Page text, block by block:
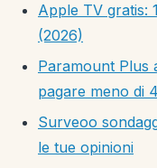
Apple TV gratis:
(2026)
Paramount Plus
pagare meno di
Surveoo
le tue opinioni